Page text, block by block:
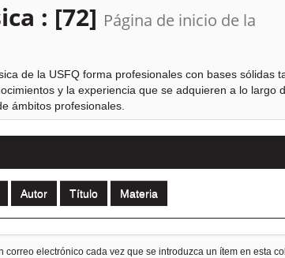
: [72] Página de inicio de la
de la USFQ forma profesionales con bases sólidas
y la experiencia que se adquieren a lo
ámbitos profesionales.
correo electrónico cada vez que se introduzca un ítem en esta